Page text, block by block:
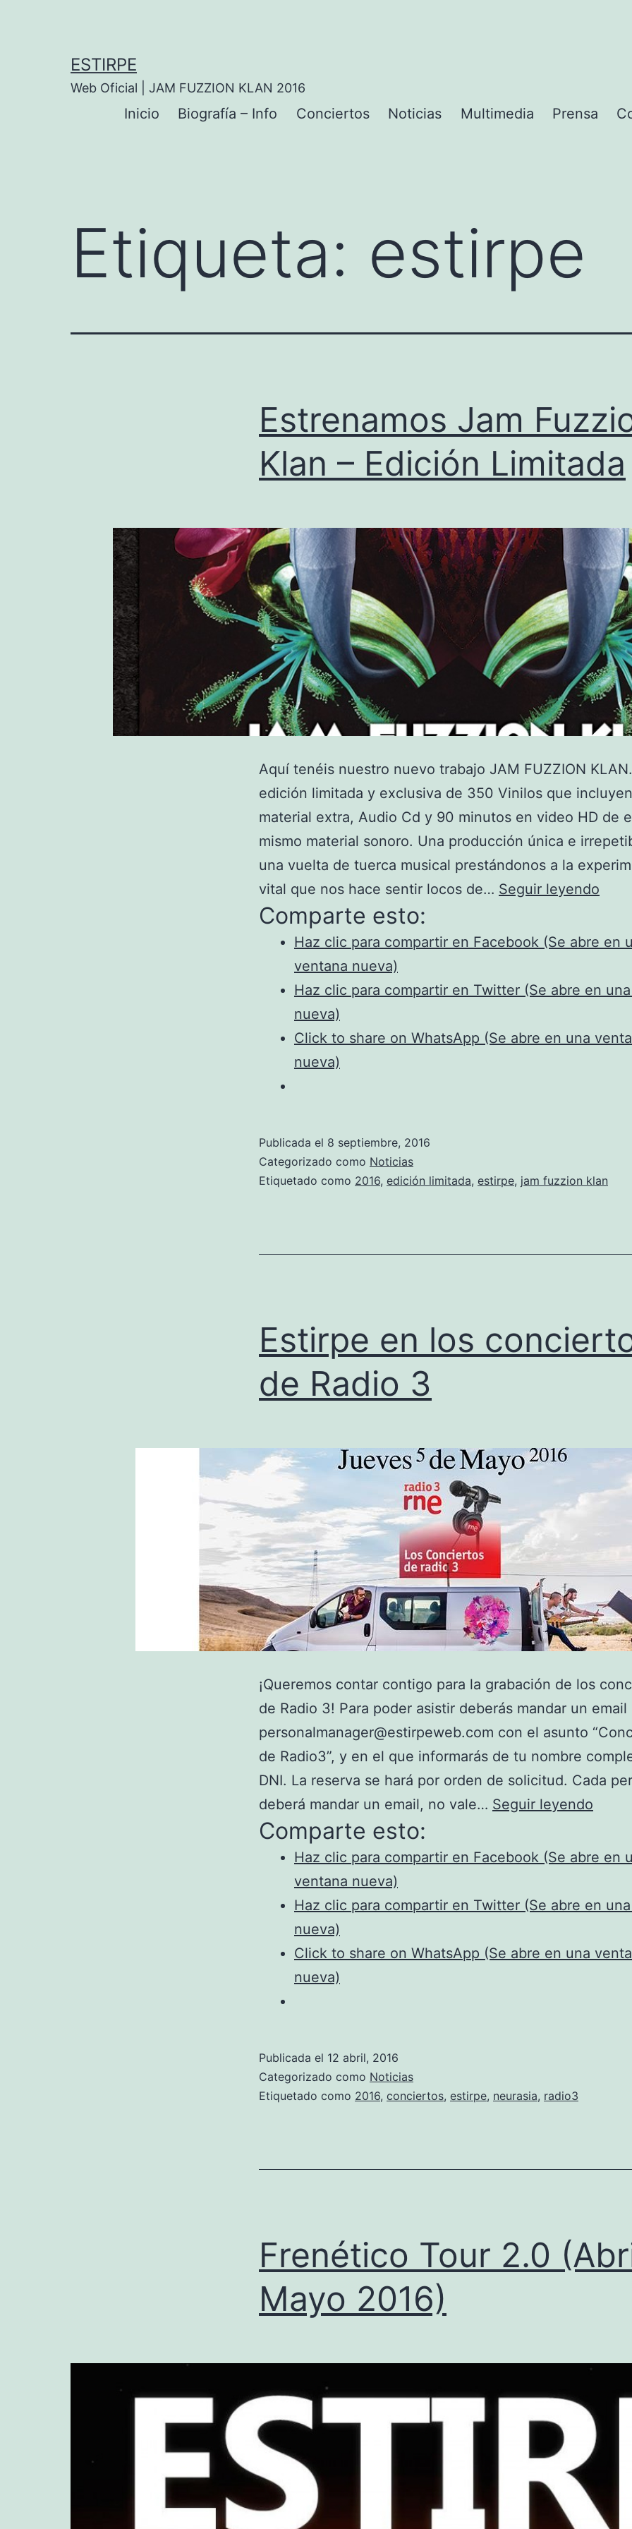
ESTIRPE
Web Oficial | JAM FUZZION KLAN 2016
Inicio Biografía – Info Conciertos Noticias Multimedia Prensa
Etiqueta: estirpe
Estrenamos Jam
Klan – Edición Limitada
Aquí tenéis nuestro nuevo trabajo JAM FUZZION
edición limitada y exclusiva de 350 Vinilos que incluyen
material extra, Audio Cd y 90 minutos en video HD de
mismo material sonoro. Una producción única e
una vuelta de tuerca musical prestándonos a la
vital que nos hace sentir locos de… Seguir leyendo
–
Comparte esto:
Haz clic para compartir en Facebook (Se abre en
ventana nueva)
Haz clic para compartir en Twitter (Se abre en
nueva)
Click to share on WhatsApp (Se abre en una
nueva)
Publicada el 8 septiembre, 2016
Categorizado como Noticias
Etiquetado como 2016, edición limitada, estirpe, jam fuzzion klan
Estirpe en los
de Radio 3
¡Queremos contar contigo para la grabación de los
de Radio 3! Para poder asistir deberás mandar un email
personalmanager@estirpeweb.com con el asunto
de Radio3”, y en el que informarás de tu nombre
DNI. La reserva se hará por orden de solicitud. Cada
deberá mandar un email, no vale… Seguir leyendo
los
de
3
Comparte esto:
Haz clic para compartir en Facebook (Se abre en
ventana nueva)
Haz clic para compartir en Twitter (Se abre en
nueva)
Click to share on WhatsApp (Se abre en una
nueva)
Publicada el 12 abril, 2016
Categorizado como Noticias
Etiquetado como 2016, conciertos, estirpe, neurasia, radio3
Frenético Tour 2.0
Mayo 2016)